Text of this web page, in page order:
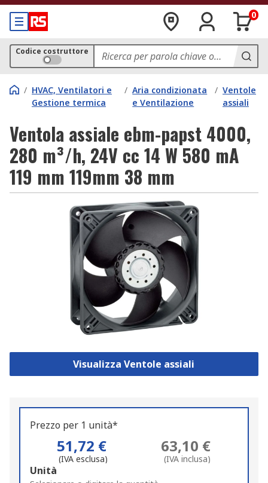
0
Codice costruttore
/ HVAC, Ventilatori e
Gestione termica
/ Aria condizionata
e Ventilazione
/ Ventole
assiali
Ventola assiale ebm-papst 4000,
280 m³/h, 24V cc 14 W 580 mA
119 mm 119mm 38 mm
Visualizza Ventole assiali
Prezzo per 1 unità*
51,72 €
(IVA esclusa)
63,10 €
(IVA inclusa)
Add
Unità